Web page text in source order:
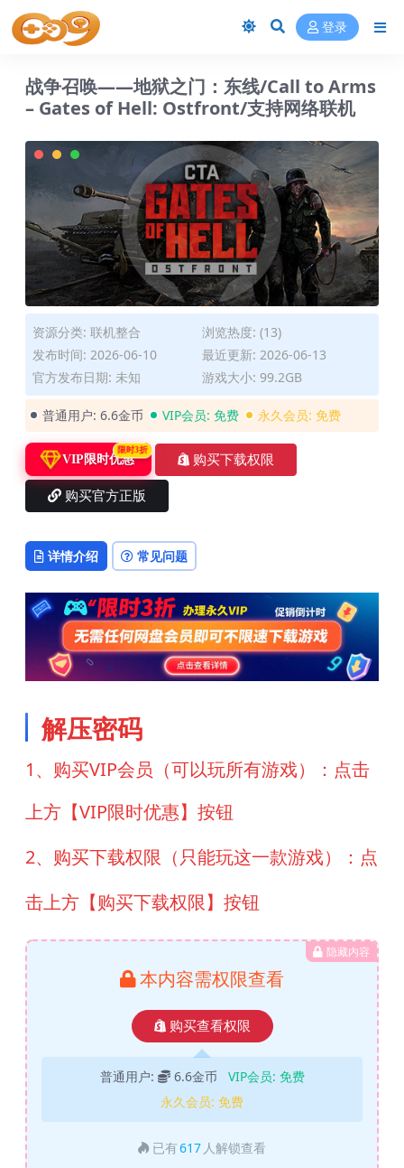
登录
战争召唤——地狱之门：东线/Call to Arms
– Gates of Hell: Ostfront/支持网络联机
资源分类: 联机整合
浏览热度: (13)
发布时间: 2026-06-10
最近更新: 2026-06-13
官方发布日期: 未知
游戏大小: 99.2GB
普通用户: 6.6金币 VIP会员: 免费 永久会员: 免费
VIP限时优惠
限时3折
购买下载权限
购买官方正版
详情介绍 常见问题
解压密码
1、购买VIP会员（可以玩所有游戏）：点击
上方【VIP限时优惠】按钮
2、购买下载权限（只能玩这一款游戏）：点
击上方【购买下载权限】按钮
隐藏内容
本内容需权限查看
购买查看权限
普通用户: 6.6金币 VIP会员: 免费
永久会员: 免费
已有617 人解锁查看